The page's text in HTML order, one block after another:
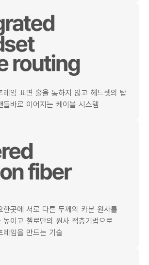
레임 표면 홀을 통하지 않고 헤드셋의 탑
들바로 이어지는 케이블 시스템
한곳에 서로 다른 두께의 카본 원사를
높이고 첼로만의 원사 적층기법으로
레임을 만드는 기술